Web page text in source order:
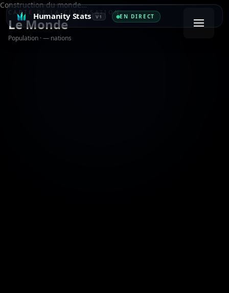
Humanity Stats V1 EN DIRECT
Construction du monde…
CARTE DE LA CIVILISATION
Le Monde
Population ·— nations